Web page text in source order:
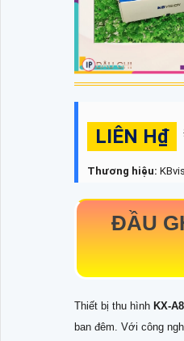
LIÊN H₫
Thương hiệu:
ĐẦU
Thiết bị thu hình KX-
ban đêm. Với công